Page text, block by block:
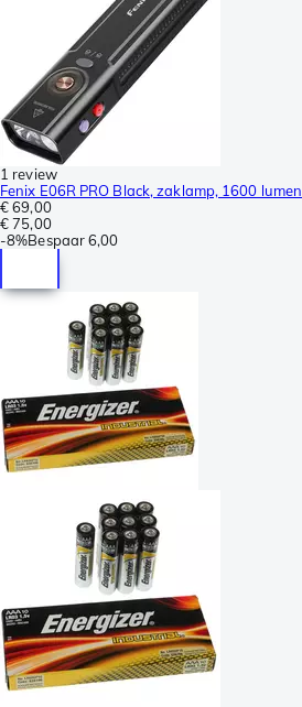
1 review
Fenix E06R PRO Black, zaklamp, 1600 lumen
€ 69,00
€ 75,00
-8%Bespaar6,00